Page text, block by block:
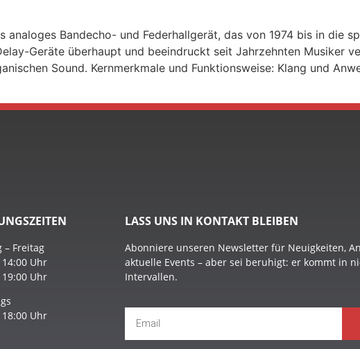
analoges Bandecho- und Federhallgerät, das von 1974 bis in die
Geräte überhaupt und beeindruckt seit Jahrzehnten Musiker
Sound. Kernmerkmale und Funktionsweise: Klang und
– Freitag
14:00 Uhr
19:00 Uhr
18:00 Uhr
LASS UNS IN KONTAKT BLEIBEN
Abonniere unseren Newsletter für Neuigkeiten,
aktuelle Events – aber sei beruhigt: er kommt in
Intervallen.